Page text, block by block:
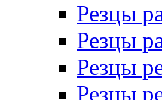
Резцы
Резцы
Резцы
Резцы